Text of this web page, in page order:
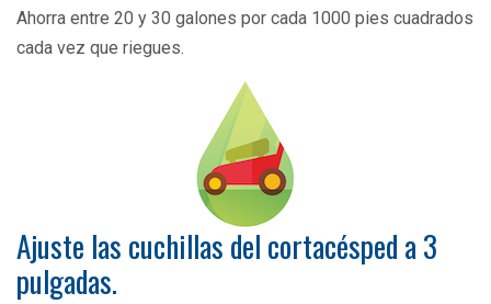
Ahorra entre 20 y 30 galones por cada 1000 pies cuadrados
cada vez que riegues.
Ajuste las cuchillas del cortacésped a 3
pulgadas.